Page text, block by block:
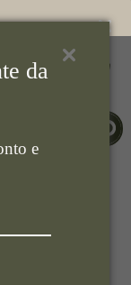
da
e